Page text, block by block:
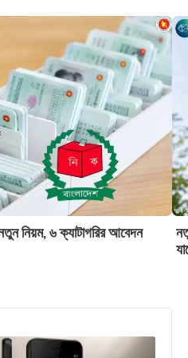
নিয়ম, ৬ ক্যাটাগরির আবেদন